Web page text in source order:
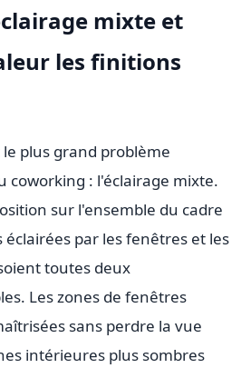
mixte et
les finitions
plus grand problème
coworking : l'éclairage mixte.
sur l'ensemble du cadre
éclairées par les fenêtres et les
toutes deux
Les zones de fenêtres
sans perdre la vue
intérieures plus sombres